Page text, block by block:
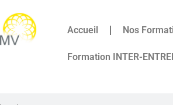
Accueil Nos
Formation INTER-